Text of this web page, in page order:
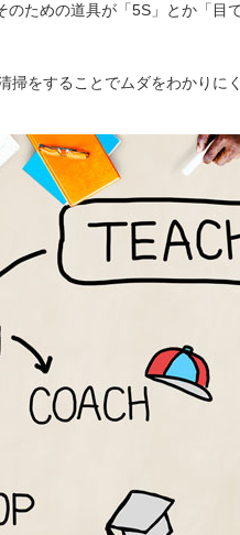
のための道具が「5S」とか「目
をすることでムダをわかりに